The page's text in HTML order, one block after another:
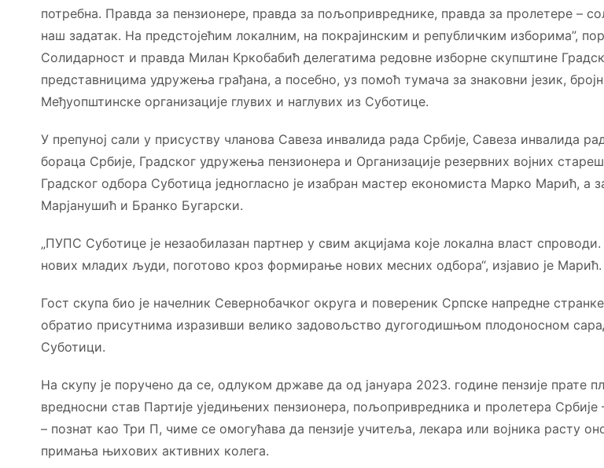
потребна. Правда за пензионере, правда за пољопривреднике, правда за пролетере –
наш задатак. На предстојећим локалним, на покрајинским и републичким изборима”,
Солидарност и правда Милан Кркобабић делегатима редовне изборне скупштине
представницима удружења грађана, а посебно, уз помоћ тумача за знаковни језик,
Међуопштинске организације глувих и наглувих из Суботице.
У препуној сали у присуству чланова Савеза инвалида рада Србије, Савеза инвалида
бораца Србије, Градског удружења пензионера и Организације резервних војних
Градског одбора Суботица једногласно је изабран мастер економиста Марко Марић, а
Марјанушић и Бранко Бугарски.
„ПУПС Суботице је незаобилазан партнер у свим акцијама које локална власт
нових младих људи, поготово кроз формирање нових месних одбора“, изјавио је Марић.
Гост скупа био је начелник Севернобачког округа и повереник Српске напредне
обратио присутнима изразивши велико задовољство дугогодишњом плодоносном
Суботици.
На скупу је поручено да се, одлуком државе да од јануара 2023. године пензије прате
вредносни став Партије уједињених пензионера, пољопривредника и пролетера
– познат као Три П, чиме се омогућава да пензије учитеља, лекара или војника расту
примања њихових активних колега.